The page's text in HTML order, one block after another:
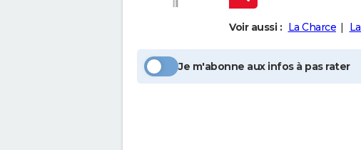
Voir aussi : La Charce
Je m'abonne aux infos à pas rater